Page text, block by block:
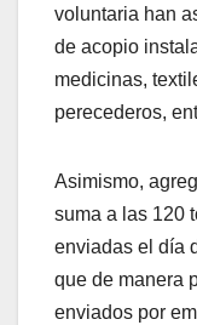
voluntaria han
de acopio
medicinas,
perecederos,
Asimismo,
suma a las 120
enviadas el día
que de manera
enviados por